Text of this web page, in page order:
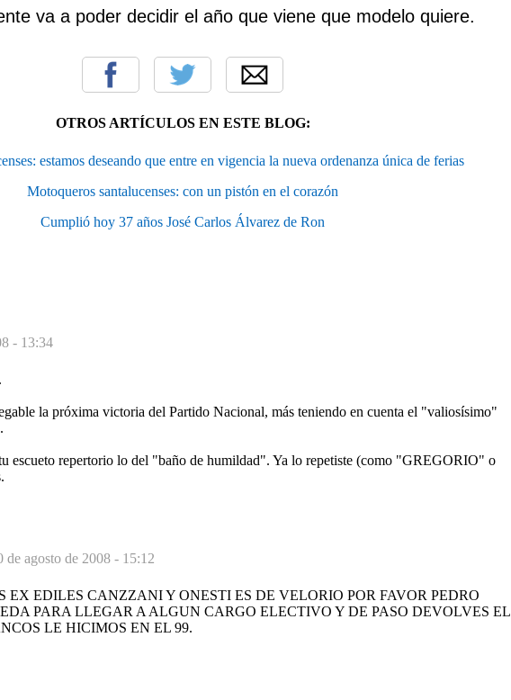
va a poder decidir el año que viene que modelo quiere.
OTROS ARTÍCULOS EN ESTE BLOG:
estamos deseando que entre en vigencia la nueva ordenanza única de ferias
Motoqueros santalucenses: con un pistón en el corazón
Cumplió hoy 37 años José Carlos Álvarez de Ron
- 13:34
la próxima victoria del Partido Nacional, más teniendo en cuenta el "valiosísimo"
escueto repertorio lo del "baño de humildad". Ya lo repetiste (como "GREGORIO" o
de agosto de 2008 - 15:12
EX EDILES CANZZANI Y ONESTI ES DE VELORIO POR FAVOR PEDRO
PARA LLEGAR A ALGUN CARGO ELECTIVO Y DE PASO DEVOLVES EL
LE HICIMOS EN EL 99.